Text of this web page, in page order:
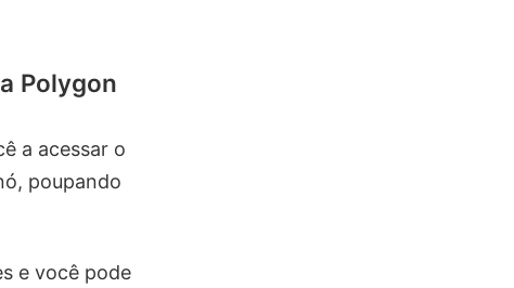
Polygon
a acessar o
poupando
e você pode